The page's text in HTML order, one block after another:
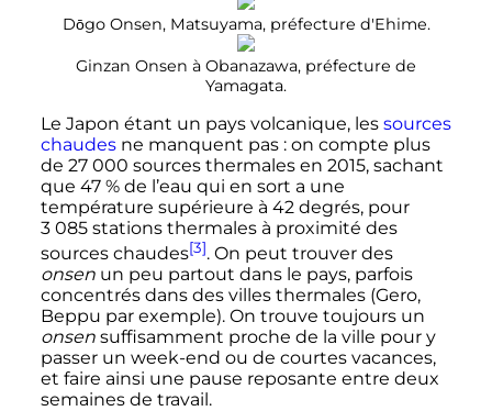
Dōgo Onsen, Matsuyama, préfecture d'Ehime.
Ginzan Onsen à Obanazawa, préfecture de
Yamagata.
Le Japon étant un pays volcanique, les sources
chaudesne manquent pas : on compte plus
de 27 000 sourcesthermales en 2015, sachant
que 47 % de l’eau qui en sort a une
température supérieure à 42 degrés, pour
3 085 stationsthermales à proximité des
sources chaudes[3]. On peut trouver des
onsenun peu partout dans le pays, parfois
concentrés dans des villes thermales (Gero,
Beppu par exemple). On trouve toujours un
onsensuffisamment proche de la ville pour y
passer un week-end ou de courtes vacances,
et faire ainsi une pause reposante entre deux
semaines de travail.